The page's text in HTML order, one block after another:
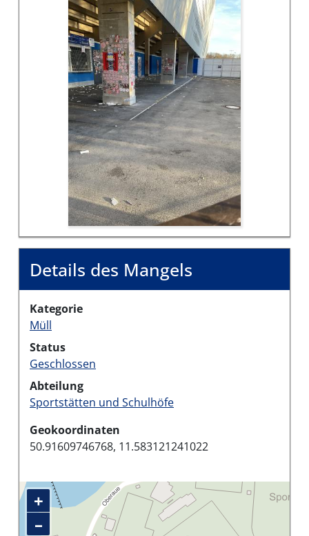
Details des Mangels
Kategorie
Müll
Status
Geschlossen
Abteilung
Sportstätten und Schulhöfe
Geokoordinaten
50.91609746768, 11.583121241022
+
–